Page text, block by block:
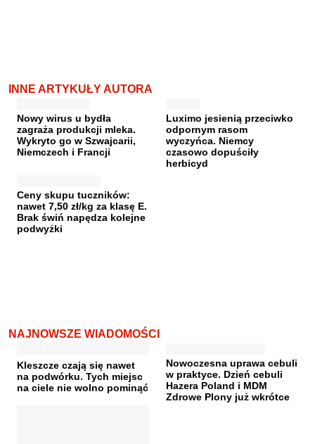
INNE ARTYKUŁY AUTORA
Nowy wirus u bydła
zagraża produkcji mleka.
Wykryto go w Szwajcarii,
Niemczech i Francji
Luximo jesienią przeciwko
odpornym rasom
wyczyńca. Niemcy
czasowo dopuściły
herbicyd
Ceny skupu tuczników:
nawet 7,50 zł/kg za klasę E.
Brak świń napędza kolejne
podwyżki
NAJNOWSZE WIADOMOŚCI
Kleszcze czają się nawet
na podwórku. Tych miejsc
na ciele nie wolno pominąć
Nowoczesna uprawa cebuli
w praktyce. Dzień cebuli
Hazera Poland i MDM
Zdrowe Plony już wkrótce